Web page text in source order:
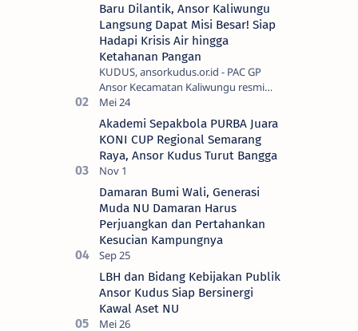
Baru Dilantik, Ansor Kaliwungu
Langsung Dapat Misi Besar! Siap
Hadapi Krisis Air hingga
Ketahanan Pangan
KUDUS, ansorkudus.or.id - PAC GP
Ansor Kecamatan Kaliwungu resmi
memulai masa khidmat 2026–2029 di
bawah kepemimpinan Agung Widodo.
Prosesi pelant…
Akademi Sepakbola PURBA Juara
KONI CUP Regional Semarang
Raya, Ansor Kudus Turut Bangga
Damaran Bumi Wali, Generasi
Muda NU Damaran Harus
Perjuangkan dan Pertahankan
Kesucian Kampungnya
LBH dan Bidang Kebijakan Publik
Ansor Kudus Siap Bersinergi
Kawal Aset NU